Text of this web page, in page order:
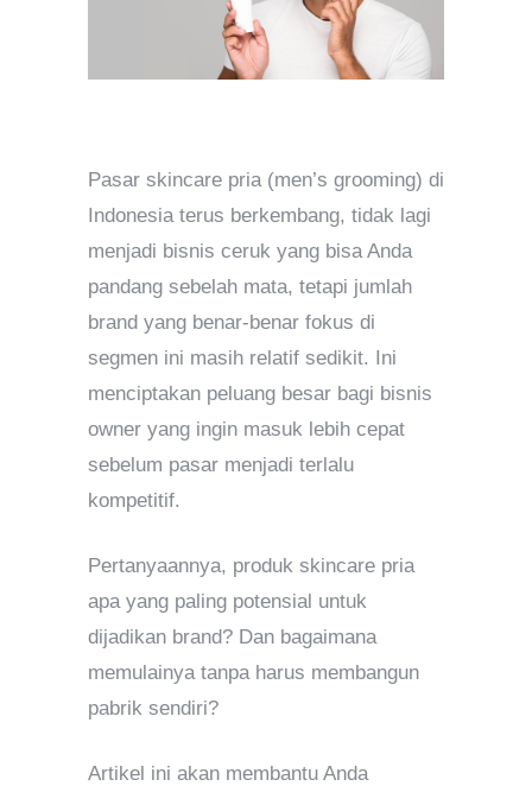
Pasar skincare pria (men’s grooming) di
Indonesia terus berkembang, tidak lagi
menjadi bisnis ceruk yang bisa Anda
pandang sebelah mata, tetapi jumlah
brand yang benar-benar fokus di
segmen ini masih relatif sedikit. Ini
menciptakan peluang besar bagi bisnis
owner yang ingin masuk lebih cepat
sebelum pasar menjadi terlalu
kompetitif.
Pertanyaannya, produk skincare pria
apa yang paling potensial untuk
dijadikan brand? Dan bagaimana
memulainya tanpa harus membangun
pabrik sendiri?
Artikel ini akan membantu Anda